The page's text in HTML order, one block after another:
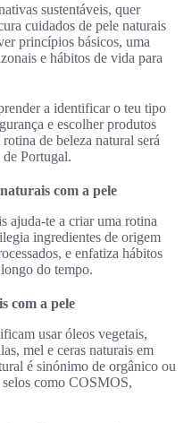
sustentáveis, quer
cuidados de pele naturais
princípios básicos, uma
e hábitos de vida para
a identificar o teu tipo
e escolher produtos
de beleza natural será
Portugal.
com a pele
ajuda-te a criar uma rotina
ingredientes de origem
e enfatiza hábitos
do tempo.
com a pele
usar óleos vegetais,
mel e ceras naturais em
é sinónimo de orgânico ou
como COSMOS,